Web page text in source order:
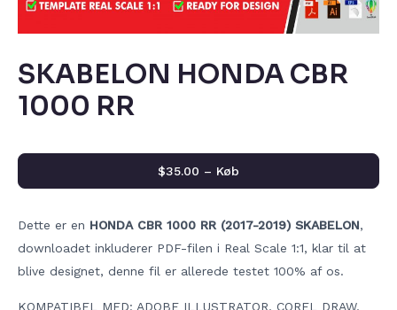
SKABELON HONDA CBR
1000 RR
Dette er en HONDA CBR 1000 RR (2017-2019) SKABELON,
downloadet inkluderer PDF-filen i Real Scale 1:1, klar til at
blive designet, denne fil er allerede testet 100% af os.
KOMPATIBEL MED: ADOBE ILLUSTRATOR, COREL DRAW,
$35.00 – Køb